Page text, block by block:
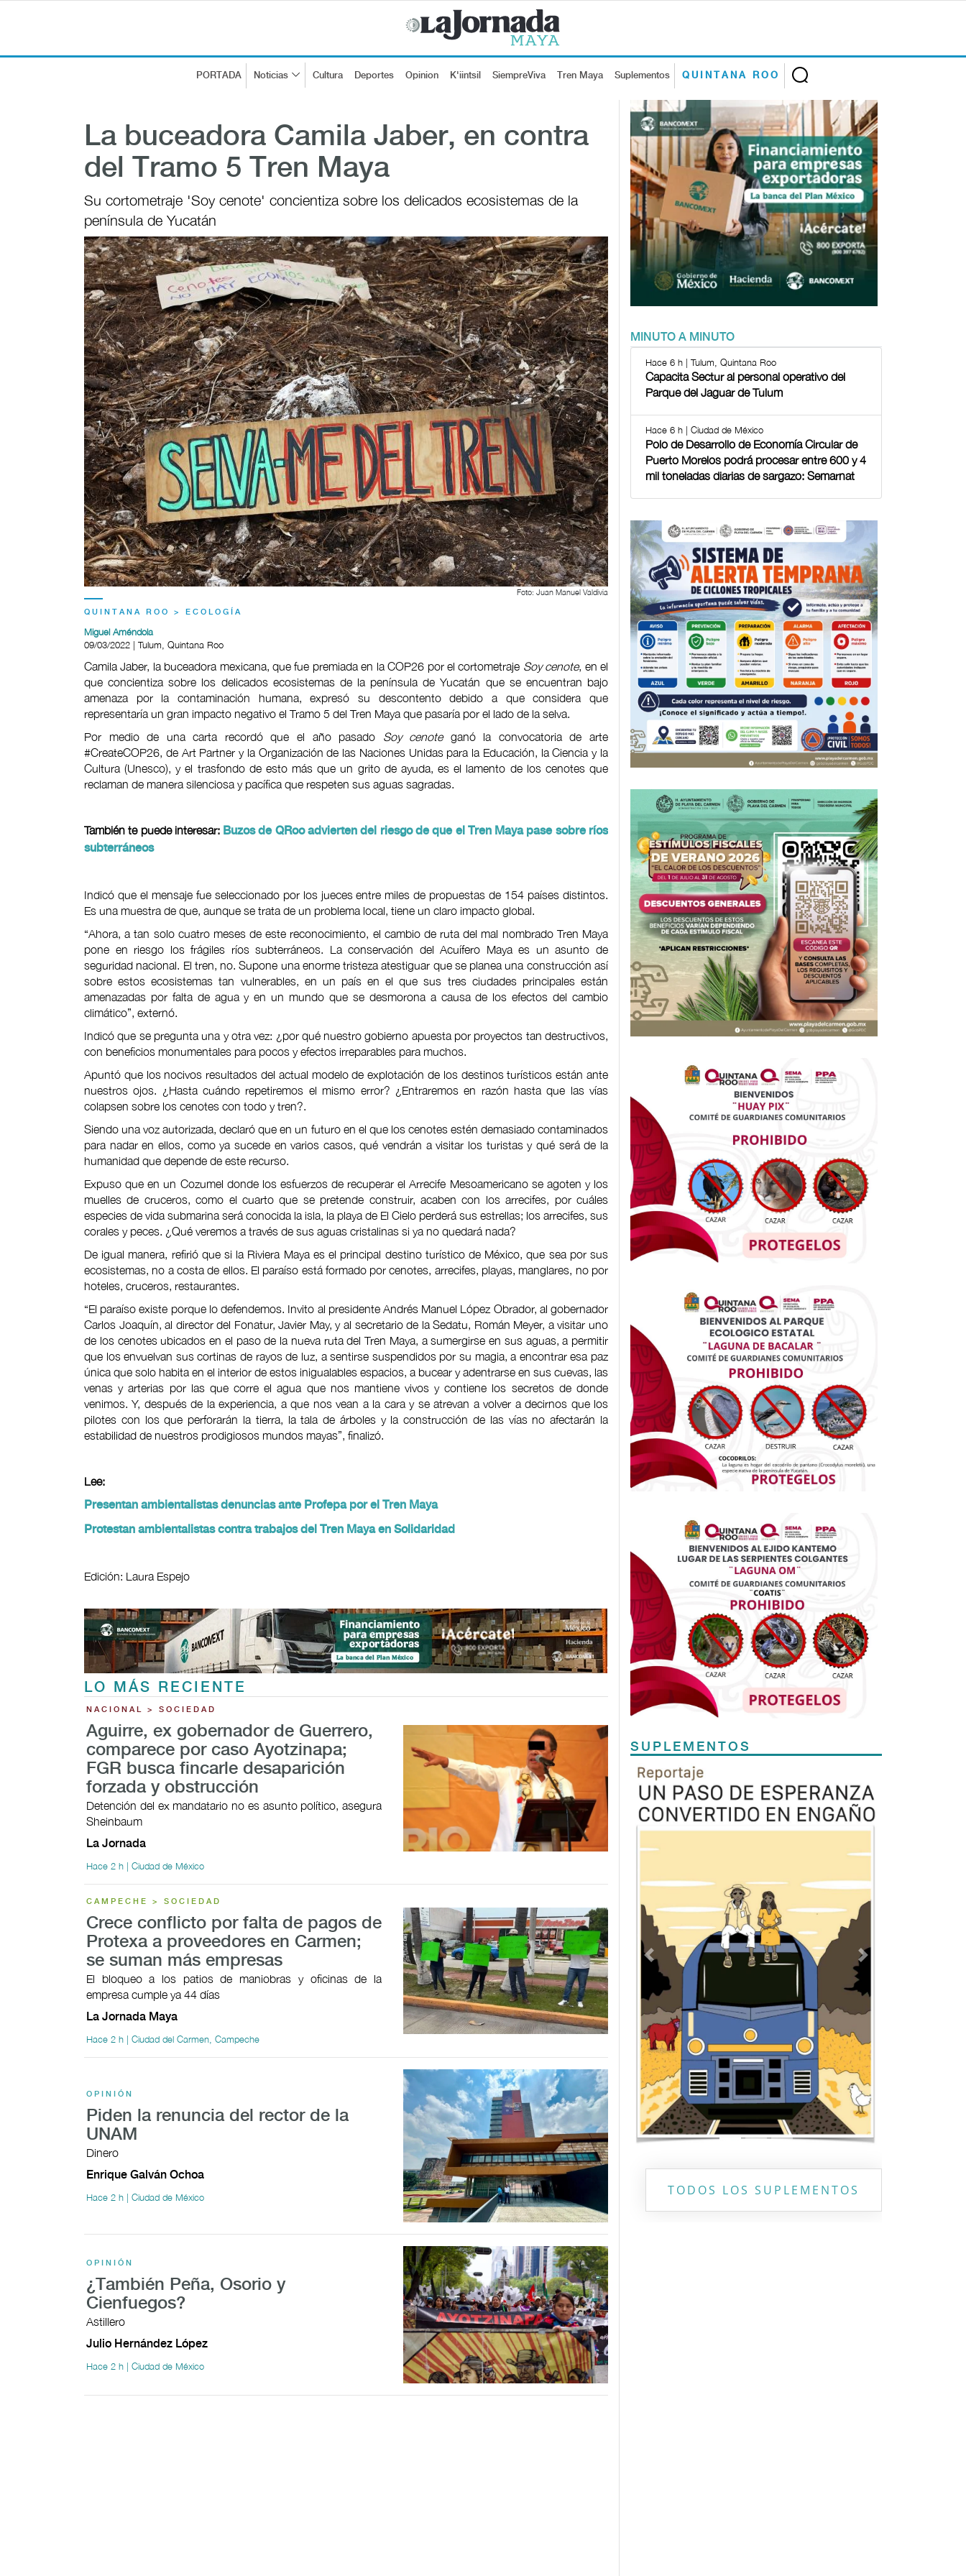
PORTADA Noticias Cultura Deportes Opinion K'iintsil SiempreViva Tren Maya Suplementos QUINTANA ROO
La buceadora Camila Jaber, en contra
del Tramo 5 Tren Maya
Su cortometraje 'Soy cenote' concientiza sobre los delicados ecosistemas de la
península de Yucatán
Foto: Juan Manuel Valdivia
QUINTANA ROO > ECOLOGÍA
Miguel Améndola
09/03/2022 | Tulum, Quintana Roo
Camila Jaber, la buceadora mexicana, que fue premiada en la COP26 por el cortometraje Soy cenote, en el
que concientiza sobre los delicados ecosistemas de la península de Yucatán que se encuentran bajo
amenaza por la contaminación humana, expresó su descontento debido a que considera que
representaría un gran impacto negativo el Tramo 5 del Tren Maya que pasaría por el lado de la selva.
Por medio de una carta recordó que el año pasado Soy cenoteganó la convocatoria de arte
#CreateCOP26, de Art Partner y la Organización de las Naciones Unidas para la Educación, la Ciencia y la
Cultura (Unesco), y el trasfondo de esto más que un grito de ayuda, es el lamento de los cenotes que
reclaman de manera silenciosa y pacífica que respeten sus aguas sagradas.
También te puede interesar: Buzos de QRoo advierten del riesgo de que el Tren Maya pase sobre ríos
subterráneos
Indicó que el mensaje fue seleccionado por los jueces entre miles de propuestas de 154 países distintos.
Es una muestra de que, aunque se trata de un problema local, tiene un claro impacto global.
“Ahora, a tan solo cuatro meses de este reconocimiento, el cambio de ruta del mal nombrado Tren Maya
pone en riesgo los frágiles ríos subterráneos. La conservación del Acuífero Maya es un asunto de
seguridad nacional. El tren, no. Supone una enorme tristeza atestiguar que se planea una construcción así
sobre estos ecosistemas tan vulnerables, en un país en el que sus tres ciudades principales están
amenazadas por falta de agua y en un mundo que se desmorona a causa de los efectos del cambio
climático”, externó.
Indicó que se pregunta una y otra vez: ¿por qué nuestro gobierno apuesta por proyectos tan destructivos,
con beneficios monumentales para pocos y efectos irreparables para muchos.
Apuntó que los nocivos resultados del actual modelo de explotación de los destinos turísticos están ante
nuestros ojos. ¿Hasta cuándo repetiremos el mismo error? ¿Entraremos en razón hasta que las vías
colapsen sobre los cenotes con todo y tren?.
Siendo una voz autorizada, declaró que en un futuro en el que los cenotes estén demasiado contaminados
para nadar en ellos, como ya sucede en varios casos, qué vendrán a visitar los turistas y qué será de la
humanidad que depende de este recurso.
Expuso que en un Cozumel donde los esfuerzos de recuperar el Arrecife Mesoamericano se agoten y los
muelles de cruceros, como el cuarto que se pretende construir, acaben con los arrecifes, por cuáles
especies de vida submarina será conocida la isla, la playa de El Cielo perderá sus estrellas; los arrecifes, sus
corales y peces. ¿Qué veremos a través de sus aguas cristalinas si ya no quedará nada?
De igual manera, refirió que si la Riviera Maya es el principal destino turístico de México, que sea por sus
ecosistemas, no a costa de ellos. El paraíso está formado por cenotes, arrecifes, playas, manglares, no por
hoteles, cruceros, restaurantes.
“El paraíso existe porque lo defendemos. Invito al presidente Andrés Manuel López Obrador, al gobernador
Carlos Joaquín, al director del Fonatur, Javier May, y al secretario de la Sedatu, Román Meyer, a visitar uno
de los cenotes ubicados en el paso de la nueva ruta del Tren Maya, a sumergirse en sus aguas, a permitir
que los envuelvan sus cortinas de rayos de luz, a sentirse suspendidos por su magia, a encontrar esa paz
única que solo habita en el interior de estos inigualables espacios, a bucear y adentrarse en sus cuevas, las
venas y arterias por las que corre el agua que nos mantiene vivos y contiene los secretos de donde
venimos. Y, después de la experiencia, a que nos vean a la cara y se atrevan a volver a decirnos que los
pilotes con los que perforarán la tierra, la tala de árboles y la construcción de las vías no afectarán la
estabilidad de nuestros prodigiosos mundos mayas”, finalizó.
Lee:
Presentan ambientalistas denuncias ante Profepa por el Tren Maya
Protestan ambientalistas contra trabajos del Tren Maya en Solidaridad
Edición: Laura Espejo
LO MÁS RECIENTE
NACIONAL > SOCIEDAD
Aguirre, ex gobernador de Guerrero,
comparece por caso Ayotzinapa;
FGR busca fincarle desaparición
forzada y obstrucción
Detención del ex mandatario no es asunto político, asegura
Sheinbaum
La Jornada
Hace 2 h | Ciudad de México
CAMPECHE > SOCIEDAD
Crece conflicto por falta de pagos de
Protexa a proveedores en Carmen;
se suman más empresas
El bloqueo a los patios de maniobras y oficinas de la
empresa cumple ya 44 días
La Jornada Maya
Hace 2 h | Ciudad del Carmen, Campeche
OPINIÓN
Piden la renuncia del rector de la
UNAM
Dinero
Enrique Galván Ochoa
Hace 2 h | Ciudad de México
OPINIÓN
¿También Peña, Osorio y
Cienfuegos?
Astillero
Julio Hernández López
Hace 2 h | Ciudad de México
MINUTO A MINUTO
Hace 6 h | Tulum, Quintana Roo
Capacita Sectur al personal operativo del
Parque del Jaguar de Tulum
Hace 6 h | Ciudad de México
Polo de Desarrollo de Economía Circular de
Puerto Morelos podrá procesar entre 600 y 4
mil toneladas diarias de sargazo: Semarnat
SUPLEMENTOS
Previous
TODOS LOS SUPLEMENTOS